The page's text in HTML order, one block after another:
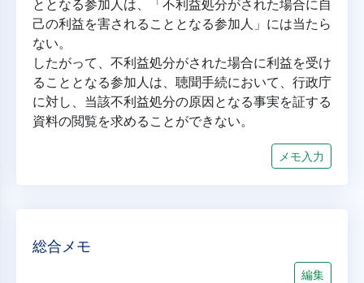
ととなる参加人は、「不利益処分がされた場合に自
己の利益を害されることとなる参加人」には当たら
ない。
したがって、不利益処分がされた場合に利益を受け
ることとなる参加人は、聴聞手続において、行政庁
に対し、当該不利益処分の原因となる事実を証する
資料の閲覧を求めることができない。
メモ入力
総合メモ
編集